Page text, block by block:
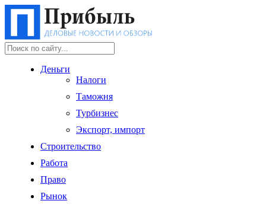
Деньги
Налоги
Таможня
Турбизнес
Экспорт, импорт
Строительство
Работа
Право
Рынок